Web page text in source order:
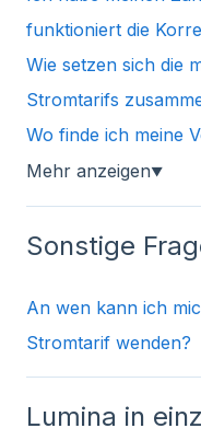
funktioniert die
Wie setzen sich die
Stromtarifs
Wo finde ich meine
Mehr anzeigen▼
Sonstige
An wen kann ich
Stromtarif wenden?
Lumina in